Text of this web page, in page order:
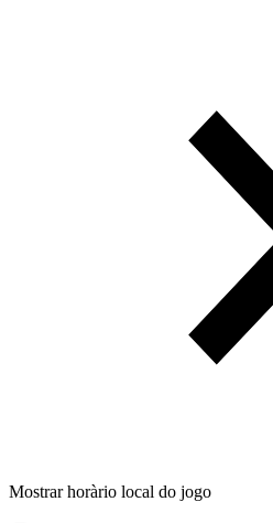
Mostrar horàrio local do jogo